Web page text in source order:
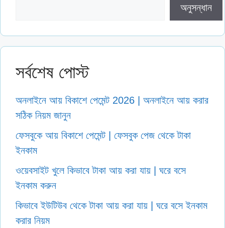
অনুসন্ধান
সর্বশেষ পোস্ট
অনলাইনে আয় বিকাশে পেমেন্ট 2026 | অনলাইনে আয় করার
সঠিক নিয়ম জানুন
ফেসবুকে আয় বিকাশে পেমেন্ট | ফেসবুক পেজ থেকে টাকা
ইনকাম
ওয়েবসাইট খুলে কিভাবে টাকা আয় করা যায় | ঘরে বসে
ইনকাম করুন
কিভাবে ইউটিউব থেকে টাকা আয় করা যায় | ঘরে বসে ইনকাম
করার নিয়ম